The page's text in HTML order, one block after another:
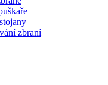
zbraní